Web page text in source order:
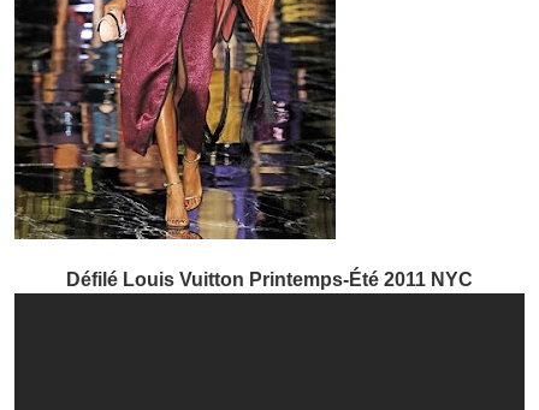
Défilé Louis Vuitton Printemps-Été 2011 NYC